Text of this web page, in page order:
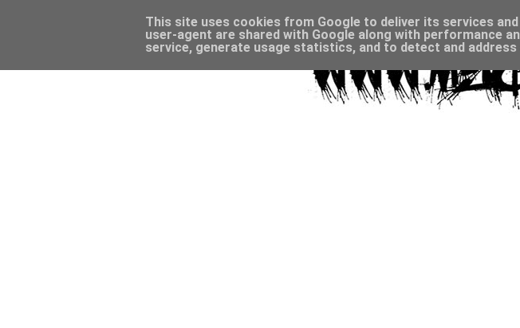
This site uses cookies from Google to deliver its services
user-agent are shared with Google along with performance
service, generate usage statistics, and to detect and address